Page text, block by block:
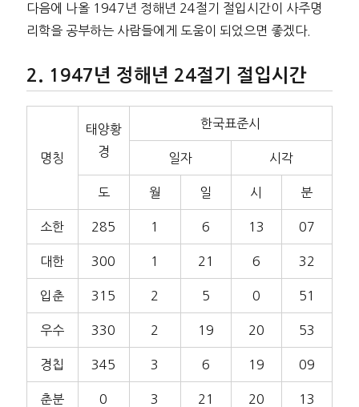
다음에 나올 1947년 정해년 24절기 절입시간이 사주명
리학을 공부하는 사람들에게 도움이 되었으면 좋겠다.
1947년 정해년 24절기 절입시간
명칭
태양황
경
한국표준시
일자 시각
도 월 일 시 분
소한 285 1 6 13 07
대한 300 1 21 6 32
입춘 315 2 5 0 51
우수 330 2 19 20 53
경칩 345 3 6 19 09
춘분 0 3 21 20 13